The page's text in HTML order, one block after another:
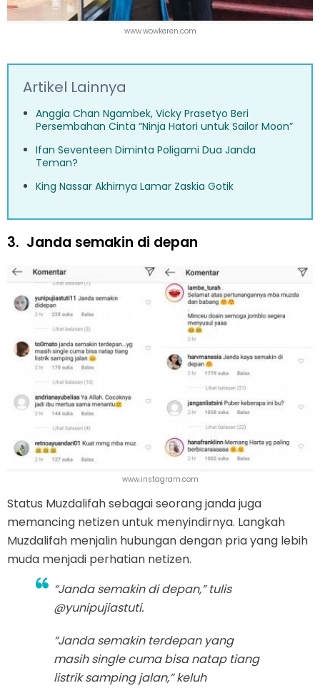
www.wowkeren.com
Artikel Lainnya
Anggia Chan Ngambek, Vicky Prasetyo Beri
Persembahan Cinta “Ninja Hatori untuk Sailor Moon”
Ifan Seventeen Diminta Poligami Dua Janda
Teman?
King Nassar Akhirnya Lamar Zaskia Gotik
3. Janda semakin di depan
www.instagram.com
Status Muzdalifah sebagai seorang janda juga
memancing netizen untuk menyindirnya. Langkah
Muzdalifah menjalin hubungan dengan pria yang lebih
muda menjadi perhatian netizen.
“Janda semakin di depan,” tulis
@yunipujiastuti.
“Janda semakin terdepan yang
masih single cuma bisa natap tiang
listrik samping jalan,” keluh